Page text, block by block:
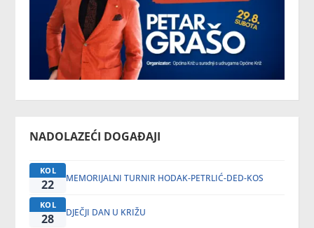
NADOLAZEĆI DOGAĐAJI
KOL
22 MEMORIJALNI TURNIR HODAK-PETRLIĆ-DED-KOS
KOL
28 DJEČJI DAN U KRIŽU